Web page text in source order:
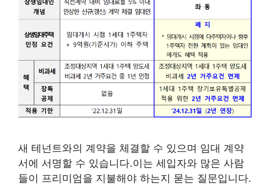
새 테넌트와의 계약을 체결할 수 있으며 임대 계약
서에 서명할 수 있습니다.이는 세입자와 많은 사람
들이 프리미엄을 지불해야 하는지 묻는 질문입니다.